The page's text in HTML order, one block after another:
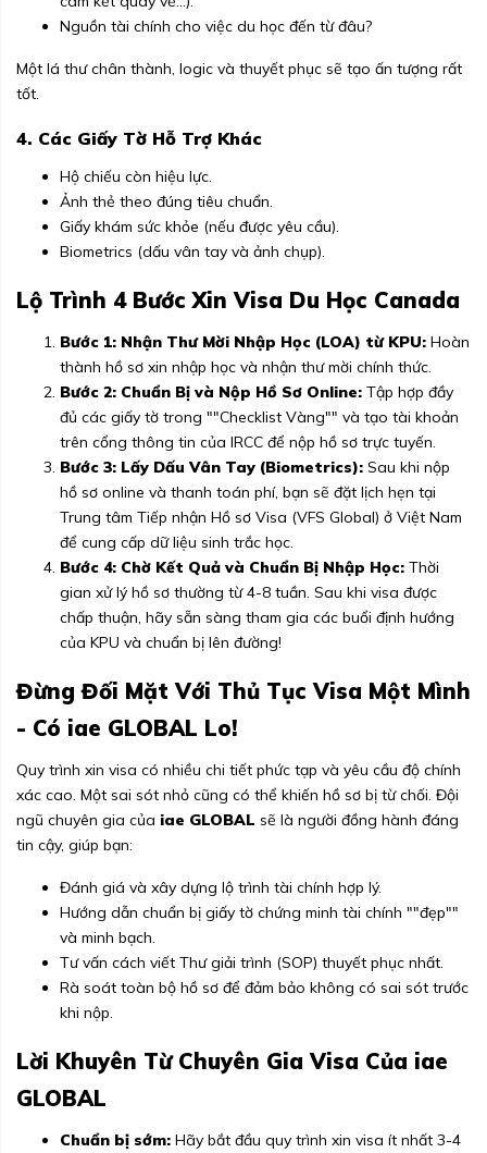
Nguồn tài chính cho việc du học đến từ đâu?
Một lá thư chân thành, logic và thuyết phục sẽ tạo ấn tượng rất
tốt.
4. Các Giấy Tờ Hỗ Trợ Khác
Hộ chiếu còn hiệu lực.
Ảnh thẻ theo đúng tiêu chuẩn.
Giấy khám sức khỏe (nếu được yêu cầu).
Biometrics (dấu vân tay và ảnh chụp).
Lộ Trình 4 Bước Xin Visa Du Học Canada
Bước 1: Nhận Thư Mời Nhập Học (LOA) từ KPU: Hoàn
thành hồ sơ xin nhập học và nhận thư mời chính thức.
Bước 2: Chuẩn Bị và Nộp Hồ Sơ Online: Tập hợp đầy
đủ các giấy tờ trong ""Checklist Vàng"" và tạo tài khoản
trên cổng thông tin của IRCC để nộp hồ sơ trực tuyến.
Bước 3: Lấy Dấu Vân Tay (Biometrics): Sau khi nộp
hồ sơ online và thanh toán phí, bạn sẽ đặt lịch hẹn tại
Trung tâm Tiếp nhận Hồ sơ Visa (VFS Global) ở Việt Nam
để cung cấp dữ liệu sinh trắc học.
Bước 4: Chờ Kết Quả và Chuẩn Bị Nhập Học: Thời
gian xử lý hồ sơ thường từ 4-8 tuần. Sau khi visa được
chấp thuận, hãy sẵn sàng tham gia các buổi định hướng
của KPU và chuẩn bị lên đường!
Đừng Đối Mặt Với Thủ Tục Visa Một Mình
- Có iae GLOBAL Lo!
Quy trình xin visa có nhiều chi tiết phức tạp và yêu cầu độ chính
xác cao. Một sai sót nhỏ cũng có thể khiến hồ sơ bị từ chối. Đội
ngũ chuyên gia của iae GLOBAL sẽ là người đồng hành đáng
tin cậy, giúp bạn:
Đánh giá và xây dựng lộ trình tài chính hợp lý.
Hướng dẫn chuẩn bị giấy tờ chứng minh tài chính ""đẹp""
và minh bạch.
Tư vấn cách viết Thư giải trình (SOP) thuyết phục nhất.
Rà soát toàn bộ hồ sơ để đảm bảo không có sai sót trước
khi nộp.
Lời Khuyên Từ Chuyên Gia Visa Của iae
GLOBAL
Chuẩn bị sớm: Hãy bắt đầu quy trình xin visa ít nhất 3-4